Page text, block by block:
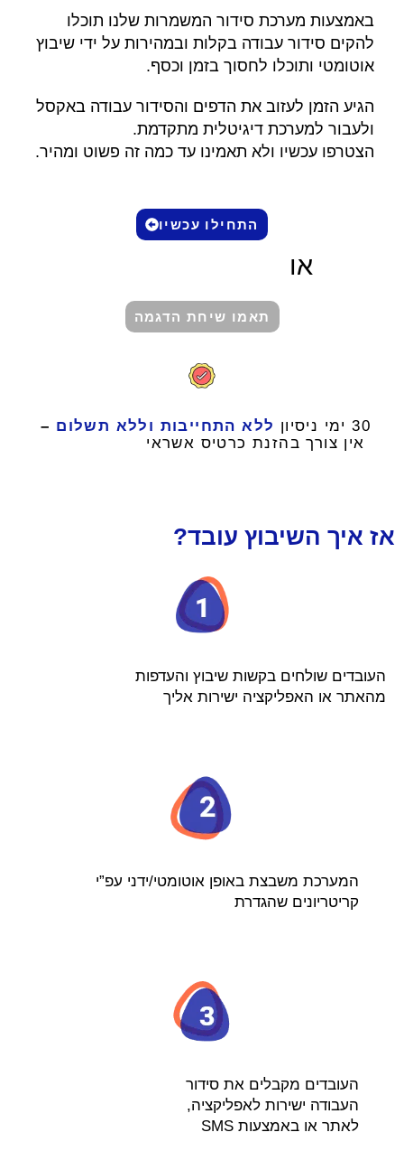
באמצעות מערכת סידור המשמרות שלנו תוכלו
להקים סידור עבודה בקלות ובמהירות על ידי שיבוץ
אוטומטי ותוכלו לחסוך בזמן וכסף.
הגיע הזמן לעזוב את הדפים והסידור עבודה באקסל
ולעבור למערכת דיגיטלית מתקדמת.
הצטרפו עכשיו ולא תאמינו עד כמה זה פשוט ומהיר.
התחילו עכשיו
או
תאמו שיחת הדגמה
30 ימי ניסיון ללא התחייבות וללא תשלום –
אין צורך בהזנת כרטיס אשראי
אז איך השיבוץ עובד?
העובדים מקבלים את סידור
העבודה ישירות לאפליקציה,
לאתר או באמצעות SMS
המערכת משבצת באופן אוטומטי/ידני עפ”י
קריטריונים שהגדרת
העובדים שולחים בקשות שיבוץ והעדפות
מהאתר או האפליקציה ישירות אליך